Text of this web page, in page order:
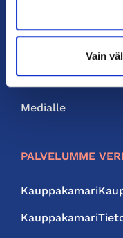
Vain
Neuvonta ja
Jäsenedut
Medialle
PALVELUMME